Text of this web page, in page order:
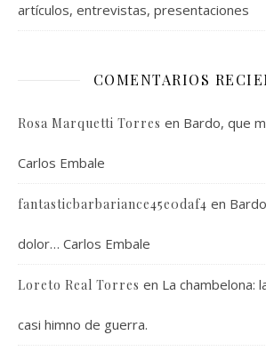
artículos, entrevistas, presentaciones
COMENTARIOS
Rosa Marquetti Torres en Bardo, que
Carlos Embale
fantasticbarbariance45e0daf4 en
dolor… Carlos Embale
Loreto Real Torres en La chambelona:
casi himno de guerra.